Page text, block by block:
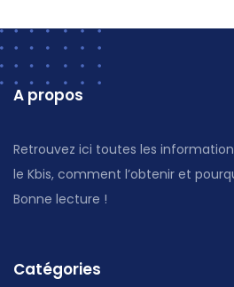
A propos
Retrouvez ici toutes les
le Kbis, comment l’obtenir et
Bonne lecture !
Catégories